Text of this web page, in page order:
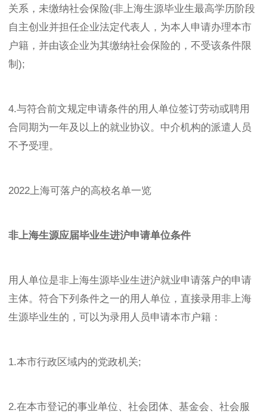
关系，未缴纳社会保险(非上海生源毕业生最高学历阶段
自主创业并担任企业法定代表人，为本人申请办理本市
户籍，并由该企业为其缴纳社会保险的，不受该条件限
制);
4.与符合前文规定申请条件的用人单位签订劳动或聘用
合同期为一年及以上的就业协议。中介机构的派遣人员
不予受理。
2022上海可落户的高校名单一览
非上海生源应届毕业生进沪申请单位条件
用人单位是非上海生源毕业生进沪就业申请落户的申请
主体。符合下列条件之一的用人单位，直接录用非上海
生源毕业生的，可以为录用人员申请本市户籍：
1.本市行政区域内的党政机关;
2.在本市登记的事业单位、社会团体、基金会、社会服